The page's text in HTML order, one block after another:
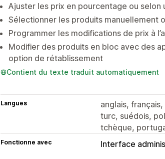
Ajuster les prix en pourcentage ou selon
Sélectionner les produits manuellement
Programmer les modifications de prix à
Modifier des produits en bloc avec des
option de rétablissement
Contient du texte traduit automatiquement
Langues
anglais,
turc, suédois,
tchèque,
Fonctionne avec Interface